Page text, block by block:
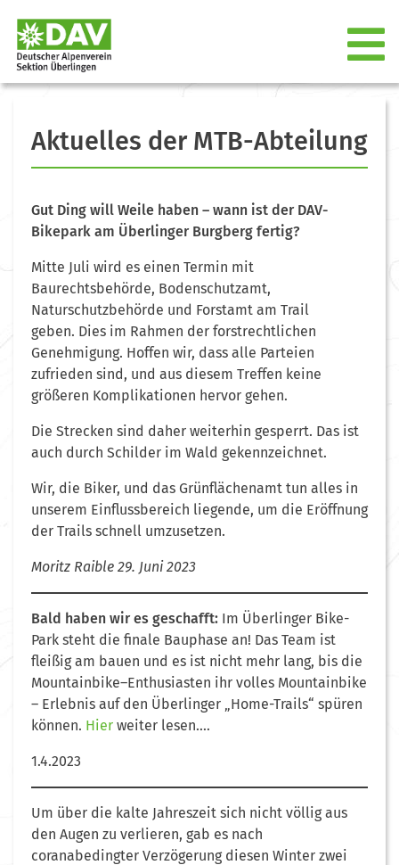
Aktuelles der MTB-Abteilung
Gut Ding will Weile haben – wann ist der DAV-
Bikepark am Überlinger Burgberg fertig?
Mitte Juli wird es einen Termin mit
Baurechtsbehörde, Bodenschutzamt,
Naturschutzbehörde und Forstamt am Trail
geben. Dies im Rahmen der forstrechtlichen
Genehmigung. Hoffen wir, dass alle Parteien
zufrieden sind, und aus diesem Treffen keine
größeren Komplikationen hervor gehen.
Die Strecken sind daher weiterhin gesperrt. Das ist
auch durch Schilder im Wald gekennzeichnet.
Wir, die Biker, und das Grünflächenamt tun alles in
unserem Einflussbereich liegende, um die Eröffnung
der Trails schnell umzusetzen.
Moritz Raible 29. Juni 2023
Bald haben wir es geschafft: Im Überlinger Bike-
Park steht die finale Bauphase an! Das Team ist
fleißig am bauen und es ist nicht mehr lang, bis die
Mountainbike–Enthusiasten ihr volles Mountainbike
– Erlebnis auf den Überlinger „Home-Trails“ spüren
können. Hier weiter lesen….
1.4.2023
Um über die kalte Jahreszeit sich nicht völlig aus
den Augen zu verlieren, gab es nach
coranabedingter Verzögerung diesen Winter zwei